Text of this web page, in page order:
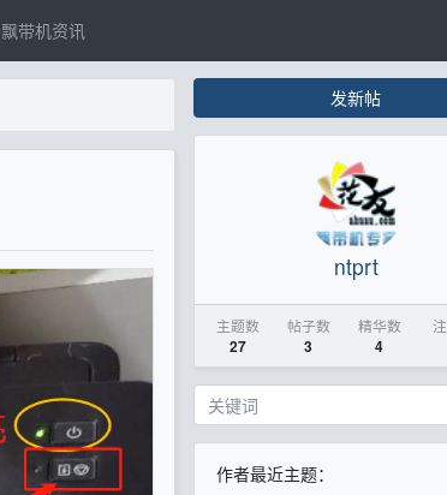
飘带机资讯
发新帖
ntprt
主题数
27
帖子数
3
精华数
4
作者最近主题：